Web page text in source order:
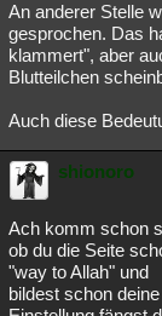
An anderer Stelle
gesprochen. Das
klammert", aber
Blutteilchen
Auch diese
shionoro
Ach komm schon
ob du die Seite
"way to Allah" und
bildest schon